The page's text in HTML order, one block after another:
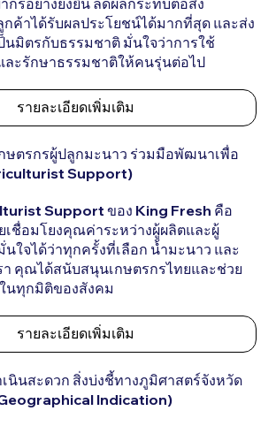
กค้าได้รับผลประโยชน์ได้มากที่สุด และส่ง
นมิตรกับธรรมชาติ มั่นใจว่าการใช้
ะรักษาธรรมชาติให้คนรุ่นต่อไป
รายละเอียดเพิ่มเติม
ษตรกรผู้ปลูกมะนาว ร่วมมือพัฒนาเพื่อ
Support)
Support ของ King Fresh คือ
ชื่อมโยงคุณค่าระหว่างผู้ผลิตและผู้
ใจได้ว่าทุกครั้งที่เลือก น้ำมะนาว และ
า คุณได้สนับสนุนเกษตรกรไทยและช่วย
นทุกมิติของสังคม
รายละเอียดเพิ่มเติม
นินสะดวก สิ่งบ่งชี้ทางภูมิศาสตร์จังหวัด
Indication)